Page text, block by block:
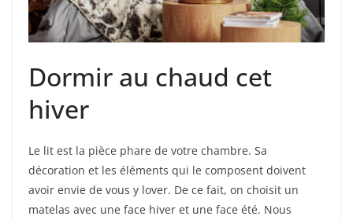
Dormir au chaud cet
hiver
Le lit est la pièce phare de votre chambre. Sa
décoration et les éléments qui le composent doivent
avoir envie de vous y lover. De ce fait, on choisit un
matelas avec une face hiver et une face été. Nous